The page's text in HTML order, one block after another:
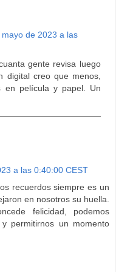
mayo de 2023 a las
gente revisa luego
digital creo que menos,
en película y papel. Un
a las 0:40:00 CEST
recuerdos siempre es un
en nosotros su huella.
felicidad, podemos
permitirnos un momento